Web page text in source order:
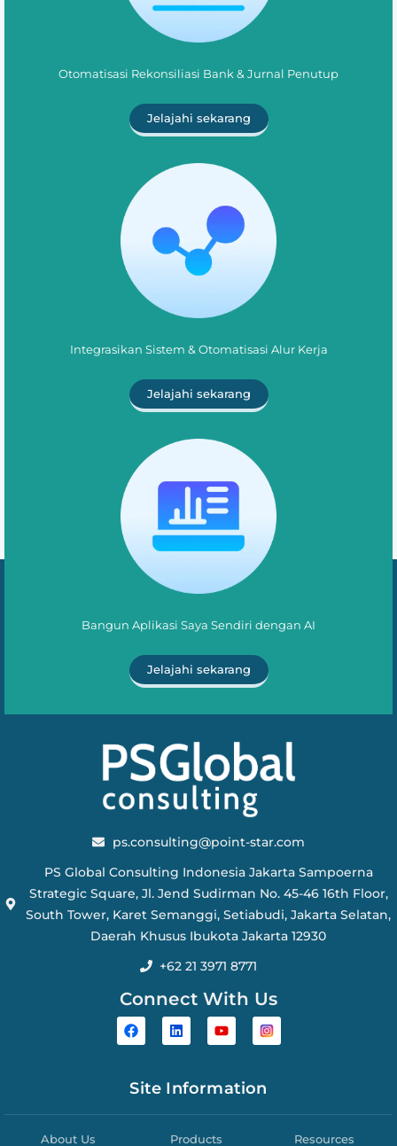
Otomatisasi Rekonsiliasi Bank & Jurnal Penutup
Jelajahi sekarang
Integrasikan Sistem & Otomatisasi Alur Kerja
Jelajahi sekarang
Bangun Aplikasi Saya Sendiri dengan AI
Jelajahi sekarang
ps.consulting@point-star.com
PS Global Consulting Indonesia Jakarta Sampoerna
Strategic Square, Jl. Jend Sudirman No. 45-46 16th Floor,
South Tower, Karet Semanggi, Setiabudi, Jakarta Selatan,
Daerah Khusus Ibukota Jakarta 12930
+62 21 3971 8771
Connect With Us
Site Information
About Us Products Resources